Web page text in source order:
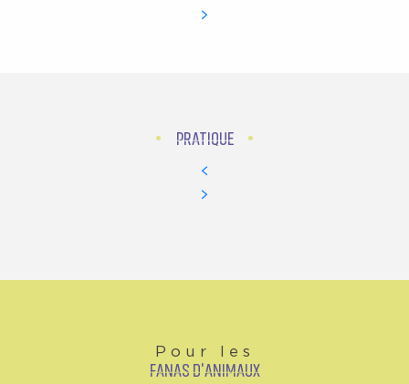
PRATIQUE
Pour les
FANAS D'ANIMAUX